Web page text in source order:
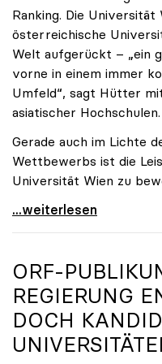
Ranking. Die
österreichische
Welt aufgerückt – „ein
vorne in einem immer
Umfeld“, sagt Hütter
asiatischer Hochschulen.
Gerade auch im Lichte
Wettbewerbs ist die
Universität Wien zu
„Top-Rankingplätze
...weiterlesen
ORF-
REGIERUNG
DOCH